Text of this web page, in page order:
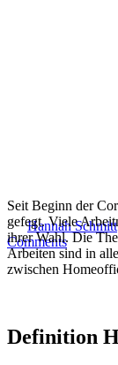
By Hannah Schmitt
Comments
Seit Beginn der
gefegt. Viele
ihrer Wahl. Die
Arbeiten sind in
zwischen
Definition